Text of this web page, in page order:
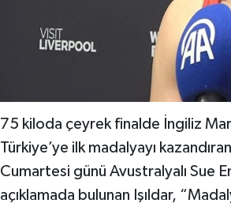
75 kiloda çeyrek finalde İngiliz
Türkiye’ye ilk madalyayı
Cumartesi günü Avustralyalı Sue
açıklamada bulunan Işıldar,